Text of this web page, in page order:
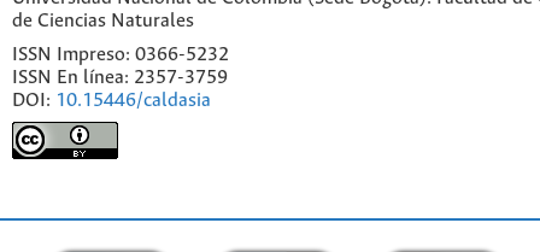
de Ciencias Naturales
ISSN Impreso: 0366-5232
ISSN En línea: 2357-3759
DOI: 10.15446/caldasia